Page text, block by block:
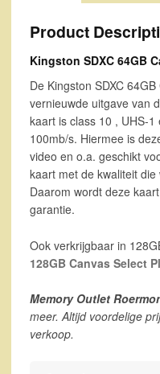
Product
Kingston SDXC 64GB
De Kingston SDXC
vernieuwde uitgave van
kaart is class 10 , UHS-
100mb/s. Hiermee is
video en o.a. geschikt
kaart met de kwaliteit
Daarom wordt deze
garantie.
Ook verkrijgbaar in
128GB Canvas Select
Memory Outlet
meer. Altijd voordelige
verkoop.